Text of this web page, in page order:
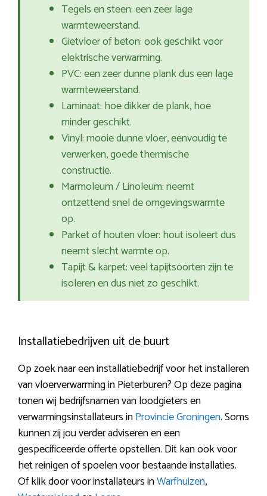
Tegels en steen: een zeer lage
warmteweerstand.
Gietvloer of beton: ook geschikt voor
elektrische verwarming.
PVC: een zeer dunne plank dus een lage
warmteweerstand.
Laminaat: hoe dikker de plank, hoe
minder geschikt.
Vinyl: mooie dunne vloer, eenvoudig te
verwerken, goede thermische
constructie.
Marmoleum / Linoleum: neemt
ontzettend snel de omgevingswarmte
op.
Parket of houten vloer: hout isoleert dus
neemt slecht warmte op.
Tapijt & karpet: veel tapijtsoorten zijn te
isoleren en dus niet zo geschikt.
Installatiebedrijven uit de buurt
Op zoek naar een installatiebedrijf voor het installeren
van vloerverwarming in Pieterburen? Op deze pagina
tonen wij bedrijfsnamen van loodgieters en
verwarmingsinstallateurs inProvincie Groningen. Soms
kunnen zij jou verder adviseren en een
gespecificeerde offerte opstellen. Dit kan ook voor
het reinigen of spoelen voor bestaande installaties.
Of klik door voor installateurs inWarfhuizen,